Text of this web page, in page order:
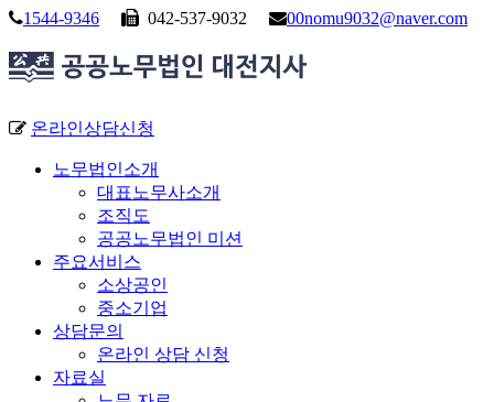
1544-9346 042-537-9032 00nomu9032@naver.com
온라인상담신청
노무법인소개
대표노무사소개
조직도
공공노무법인 미션
주요서비스
소상공인
중소기업
상담문의
온라인 상담 신청
자료실